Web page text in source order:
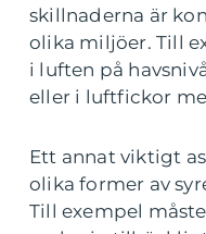
skillnaderna är
olika miljöer. Till
i luften på
eller i luftfickor
Ett annat viktigt
olika former av
Till exempel